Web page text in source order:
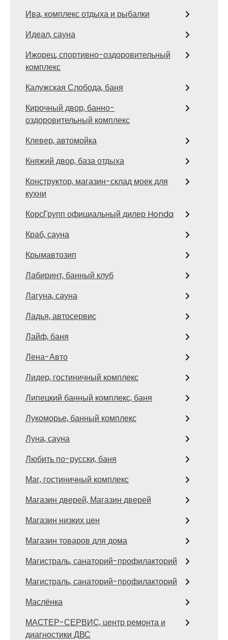
Ива, комплекс отдыха и рыбалки
Идеал, сауна
Ижорец, спортивно-оздоровительный
комплекс
Калужская Слобода, баня
Кирочный двор, банно-
оздоровительный комплекс
Клевер, автомойка
Княжий двор, база отдыха
Конструктор, магазин-склад моек для
кухни
КорсГрупп официальный дилер Honda
Краб, сауна
Крымавтозип
Лабиринт, банный клуб
Лагуна, сауна
Ладья, автосервис
Лайф, баня
Лена-Авто
Лидер, гостиничный комплекс
Липецкий банный комплекс, баня
Лукоморье, банный комплекс
Луна, сауна
Любить по-русски, баня
Маг, гостиничный комплекс
Магазин дверей, Магазин дверей
Магазин низких цен
Магазин товаров для дома
Магистраль, санаторий-профилакторий
Магистраль, санаторий-профилакторий
Маслёнка
МАСТЕР-СЕРВИС, центр ремонта и
диагностики ДВС